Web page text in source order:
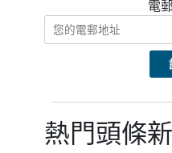
電
熱門頭條